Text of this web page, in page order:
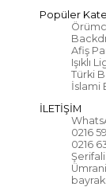
Popüler
Afiş
Işıklı
Türki
İslami
İLETİŞİM
0216
0216
Şerifali